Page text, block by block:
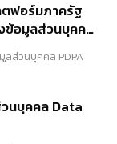
ฟอร์มภาครัฐ
ข้อมูลส่วนบุคคล
ส่วนบุคคล PDPA
คล Data